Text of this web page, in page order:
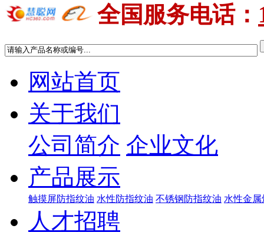
全国服务电话：
网站首页
关于我们
公司简介 企业文化
产品展示
触摸屏防指纹油 水性防指纹油 不锈钢防指纹油 水性金属
人才招聘